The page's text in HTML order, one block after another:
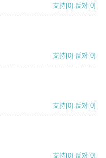
支持[0] 反对[0]
支持[0] 反对[0]
支持[0] 反对[0]
支持[0] 反对[0]